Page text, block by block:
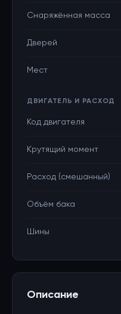
Снаряжённая масса
Дверей
Мест
ДВИГАТЕЛЬ И РАСХОД
Код двигателя
Крутящий момент
Расход (смешанный)
Объём бака
Шины
Описание